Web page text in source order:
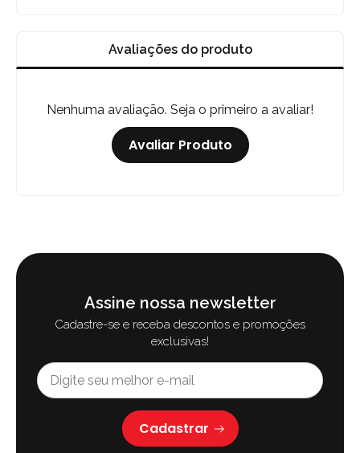
Avaliações do produto
Nenhuma avaliação. Seja o primeiro a avaliar!
Avaliar Produto
Assine nossa newsletter
Cadastre-se e receba descontos e promoções
exclusivas!
Cadastrar